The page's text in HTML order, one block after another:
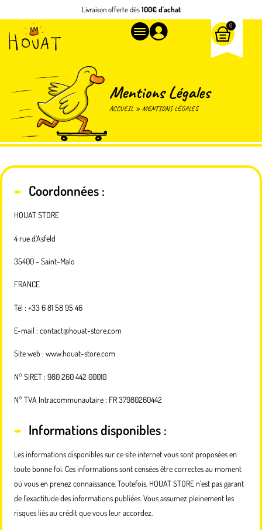
Livraison offerte dès100€ d'achat
0
Mentions Légales
ACCUEIL »MENTIONS LÉGALES
Coordonnées :
HOUAT STORE
4 rue d’Asfeld
35400 – Saint-Malo
FRANCE
Tél : +33 6 81 58 95 46
E-mail : contact@houat-store.com
Site web : www.houat-store.com
N° SIRET : 980 260 442 00010
N° TVA Intracommunautaire : FR 37980260442
Informations disponibles :
Les informations disponibles sur ce site internet vous sont proposées en
toute bonne foi. Ces informations sont censées être correctes au moment
où vous en prenez connaissance. Toutefois, HOUAT STORE n’est pas garant
de l’exactitude des informations publiées. Vous assumez pleinement les
risques liés au crédit que vous leur accordez.